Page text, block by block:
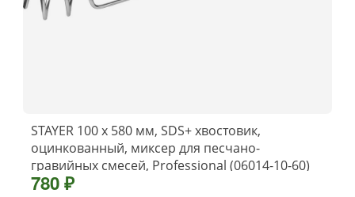
STAYER 100 x 580 мм, SDS+ хвостовик,
оцинкованный, миксер для песчано-
гравийных смесей, Professional (06014-10-60)
780 ₽